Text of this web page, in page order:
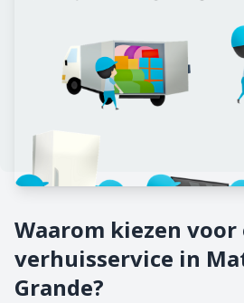
Waarom kiezen voor
verhuisservice in
Grande?